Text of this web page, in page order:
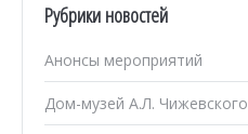
Рубрики новостей
Анонсы мероприятий
Дом-музей А.Л. Чижевского